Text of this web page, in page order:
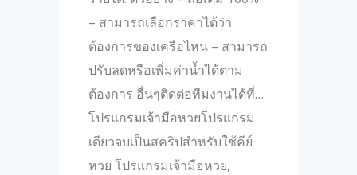
– สามารถเลือกราคาได้ว่า
ต้องการของเครือไหน – สามารถ
ปรับลดหรือเพิ่มค่าน้ำได้ตาม
ต้องการ อื่นๆติดต่อทีมงานได้ที่…
โปรแกรมเจ้ามือหวยโปรแกรม
เดียวจบเป็นสคริปสำหรับใช้คีย์
หวย โปรแกรมเจ้ามือหวย,